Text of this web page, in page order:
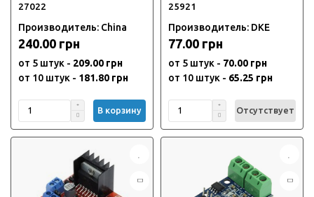
27022
Производитель: China
240.00 грн
от 5 штук - 209.00 грн
от 10 штук - 181.80 грн
В корзину
25921
Производитель: DKE
77.00 грн
от 5 штук - 70.00 грн
от 10 штук - 65.25 грн
Отсутствует